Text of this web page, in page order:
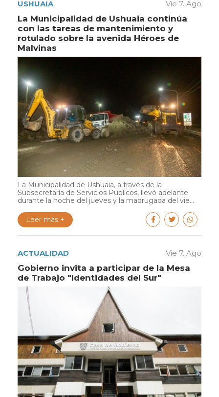
USHUAIA Vie 7. Ago
La Municipalidad de Ushuaia continúa
con las tareas de mantenimiento y
rotulado sobre la avenida Héroes de
Malvinas
La Municipalidad de Ushuaia, a través de la
Subsecretaría de Servicios Públicos, llevó adelante
durante la noche del jueves y la madrugada del vie...
Leer más +
ACTUALIDAD Vie 7. Ago
Gobierno invita a participar de la Mesa
de Trabajo "Identidades del Sur"